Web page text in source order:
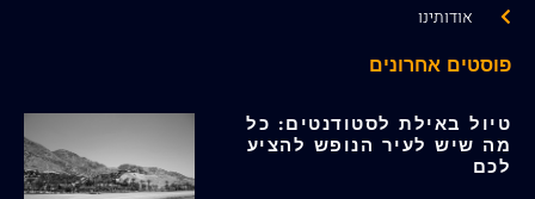
אודותינו
פוסטים אחרונים
טיול באילת לסטודנטים: כל
מה שיש לעיר הנופש להציע
לכם